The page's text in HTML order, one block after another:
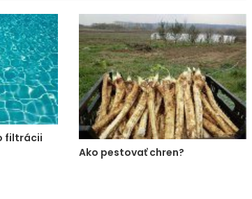
filtrácii
Ako pestovať chren?